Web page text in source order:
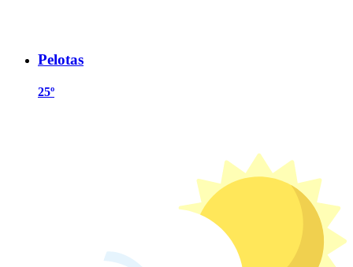
Pelotas
25º